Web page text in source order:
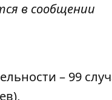
в сообщении
– 99